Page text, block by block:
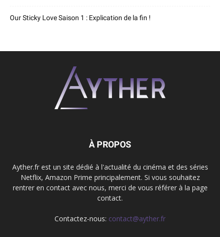
Our Sticky Love Saison 1 : Explication de la fin !
À PROPOS
Ayther.fr est un site dédié à l'actualité du cinéma et des séries
Netflix, Amazon Prime principalement. Si vous souhaitez
rentrer en contact avec nous, merci de vous référer à la page
contact.
Contactez-nous: contact@ayther.fr